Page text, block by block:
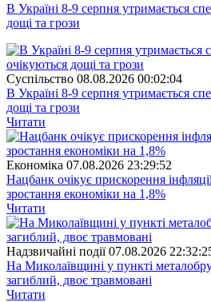
В Україні 8-9 серпня утримається
дощі та грози
Суспiльство 08.08.2026 00:02:04
В Україні 8-9 серпня утримається
дощі та грози
Читати
Економіка 07.08.2026 23:29:52
Нацбанк очікує прискорення
зростання економіки на 1,8%
Читати
Надзвичайні події 07.08.2026
На Миколаївщині у пункті
загиблий, двоє травмовані
Читати